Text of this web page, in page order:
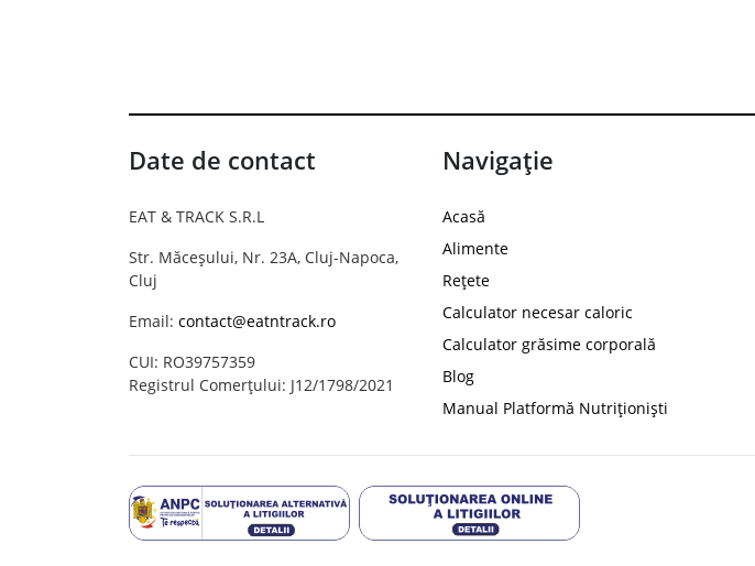
Date de contact
EAT & TRACK S.R.L
Str. Măceșului, Nr. 23A, Cluj-Napoca,
Cluj
Email: contact@eatntrack.ro
CUI: RO39757359
Registrul Comerțului: J12/1798/2021
Navigație
Acasă
Alimente
Rețete
Calculator necesar caloric
Calculator grăsime corporală
Blog
Manual Platformă Nutriționiști